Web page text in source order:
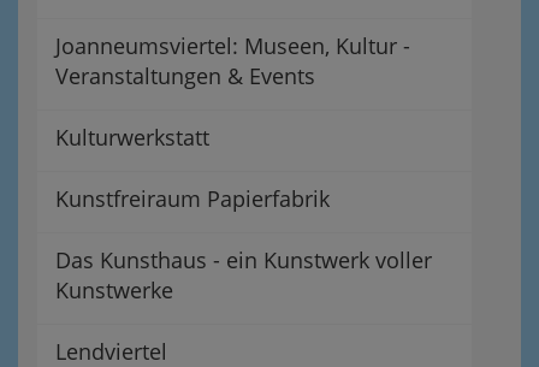
Joanneumsviertel: Museen, Kultur -
Veranstaltungen & Events
Kulturwerkstatt
Kunstfreiraum Papierfabrik
Das Kunsthaus - ein Kunstwerk voller
Kunstwerke
Lendviertel